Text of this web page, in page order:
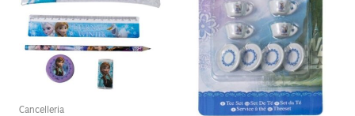
Cancelleria